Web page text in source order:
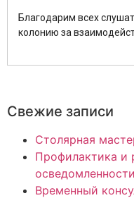
Благодарим всех
колонию за
Свежие записи
Столярная
Профилактика и
Временный